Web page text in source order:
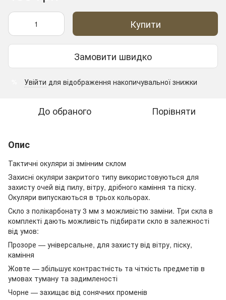
Купити
Замовити швидко
Увійти для відображення накопичувальної знижки
До обраного Порівняти
Опис
Тактичні окуляри зі змінним склом
Захисні окуляри закритого типу використовуються для
захисту очей від пилу, вітру, дрібного каміння та піску.
Окуляри випускаються в трьох кольорах.
Скло з полікарбонату 3 мм з можливістю заміни. Три скла в
комплекті дають можливість підбирати скло в залежності
від умов:
Прозоре — універсальне, для захисту від вітру, піску,
каміння
Жовте — збільшує контрастність та чіткість предметів в
умовах туману та задимленості
Чорне — захищає від сонячних променів